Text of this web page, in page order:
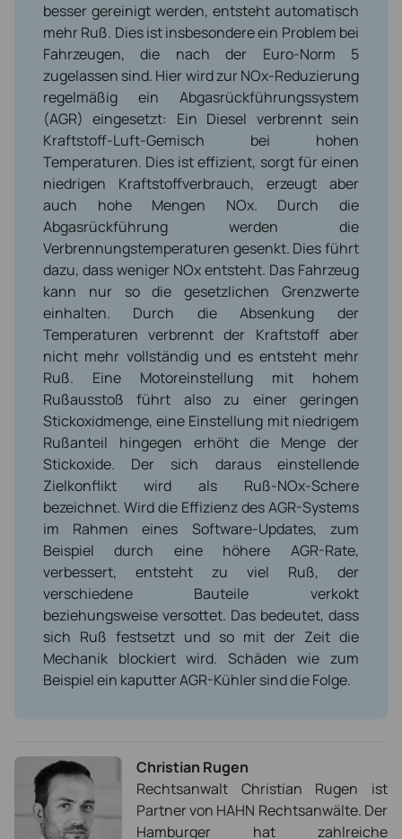
besser gereinigt werden, entsteht automatisch
mehr Ruß. Dies ist insbesondere ein Problem bei
Fahrzeugen, die nach der Euro-Norm 5
zugelassen sind. Hier wird zur NOx-Reduzierung
regelmäßig ein Abgasrückführungssystem
(AGR) eingesetzt: Ein Diesel verbrennt sein
Kraftstoff-Luft-Gemisch bei hohen
Temperaturen. Dies ist effizient, sorgt für einen
niedrigen Kraftstoffverbrauch, erzeugt aber
auch hohe Mengen NOx. Durch die
Abgasrückführung werden die
Verbrennungstemperaturen gesenkt. Dies führt
dazu, dass weniger NOx entsteht. Das Fahrzeug
kann nur so die gesetzlichen Grenzwerte
einhalten. Durch die Absenkung der
Temperaturen verbrennt der Kraftstoff aber
nicht mehr vollständig und es entsteht mehr
Ruß. Eine Motoreinstellung mit hohem
Rußausstoß führt also zu einer geringen
Stickoxidmenge, eine Einstellung mit niedrigem
Rußanteil hingegen erhöht die Menge der
Stickoxide. Der sich daraus einstellende
Zielkonflikt wird als Ruß-NOx-Schere
bezeichnet. Wird die Effizienz des AGR-Systems
im Rahmen eines Software-Updates, zum
Beispiel durch eine höhere AGR-Rate,
verbessert, entsteht zu viel Ruß, der
verschiedene Bauteile verkokt
beziehungsweise versottet. Das bedeutet, dass
sich Ruß festsetzt und so mit der Zeit die
Mechanik blockiert wird. Schäden wie zum
Beispiel ein kaputter AGR-Kühler sind die Folge.
Christian Rugen
Rechtsanwalt Christian Rugen ist
Partner von HAHN Rechtsanwälte. Der
Hamburger hat zahlreiche